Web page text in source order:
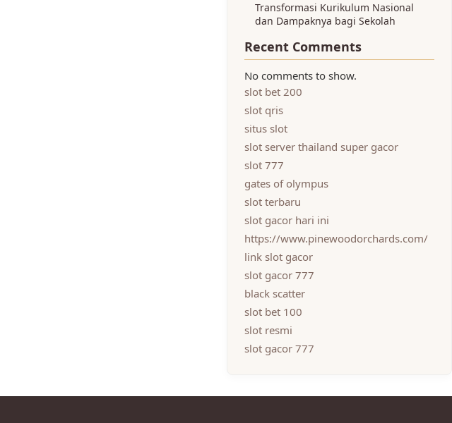
Transformasi Kurikulum Nasional
dan Dampaknya bagi Sekolah
Recent Comments
No comments to show.
slot bet 200
slot qris
situs slot
slot server thailand super gacor
slot 777
gates of olympus
slot terbaru
slot gacor hari ini
https://www.pinewoodorchards.com/
link slot gacor
slot gacor 777
black scatter
slot bet 100
slot resmi
slot gacor 777